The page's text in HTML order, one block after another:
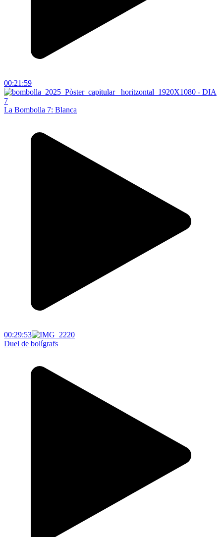
00:21:59
La Bombolla 7: Blanca
00:29:53
Duel de bolígrafs